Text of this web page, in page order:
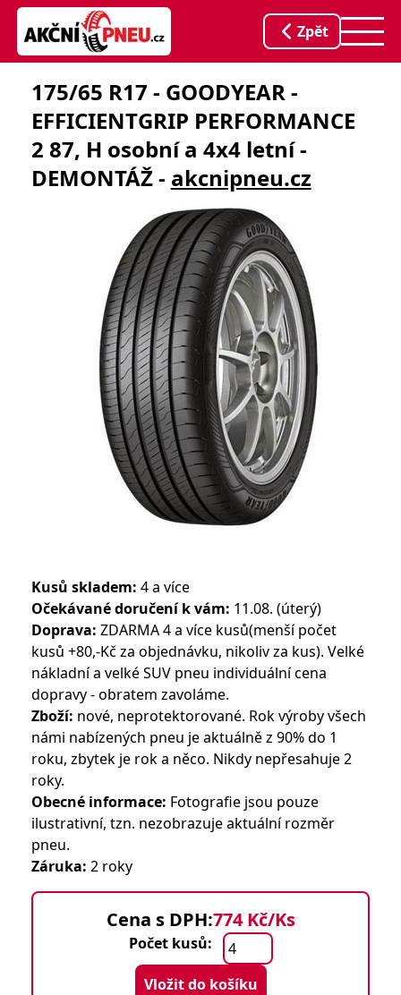
Zpět
175/65 R17 - GOODYEAR -
EFFICIENTGRIP PERFORMANCE
2 87, H osobní a 4x4 letní -
DEMONTÁŽ - akcnipneu.cz
Kusů skladem: 4 a více
Očekávané doručení k vám: 11.08. (úterý)
Doprava: ZDARMA 4 a více kusů(menší počet
kusů +80,-Kč za objednávku, nikoliv za kus). Velké
nákladní a velké SUV pneu individuální cena
dopravy - obratem zavoláme.
Zboží: nové, neprotektorované. Rok výroby všech
námi nabízených pneu je aktuálně z 90% do 1
roku, zbytek je rok a něco. Nikdy nepřesahuje 2
roky.
Obecné informace: Fotografie jsou pouze
ilustrativní, tzn. nezobrazuje aktuální rozměr
pneu.
Záruka: 2 roky
Cena s DPH:774 Kč/Ks
Počet kusů:
Vložit do košíku